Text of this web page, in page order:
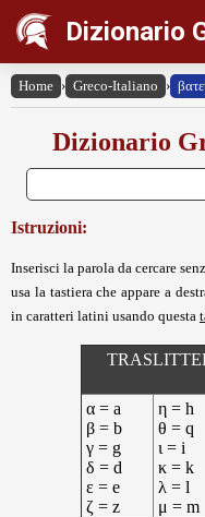
Dizionario
Home › Greco-Italiano ›
Dizionario
Istruzioni:
Inserisci la parola da cercare
usa la tastiera che appare a
in caratteri latini usando questa
α = a
β = b
γ = g
δ = d
ε = e
ζ = z
η = h
θ = q
ι = i
κ = k
λ = l
μ = m